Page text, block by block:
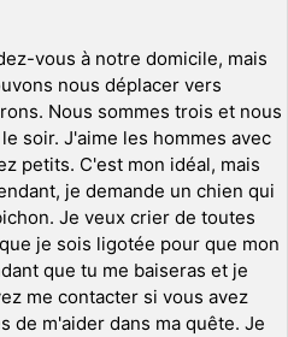
vous à notre domicile, mais
nous déplacer vers
Nous sommes trois et nous
soir. J'aime les hommes avec
petits. C'est mon idéal, mais
je demande un chien qui
Je veux crier de toutes
je sois ligotée pour que mon
que tu me baiseras et je
me contacter si vous avez
de m'aider dans ma quête. Je